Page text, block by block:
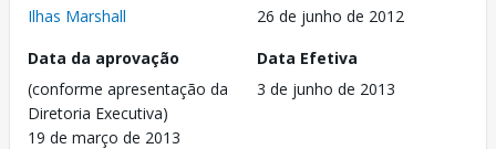
Ilhas Marshall
26 de junho de 2012
Data da aprovação
(conforme apresentação da
Diretoria Executiva)
19 de março de 2013
Data Efetiva
3 de junho de 2013